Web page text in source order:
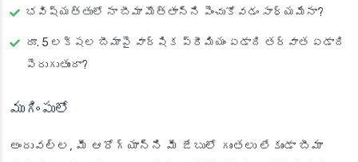
భవిష్యత్తులో నా బీమా మొత్తాన్ని పెంచుకోవడం సాధ్యమేనా?
రూ. 5 లక్షల బీమాపై వార్షిక ప్రీమియం ఏడాది తర్వాత ఏడాది
పెరుగుతుందా?
ముగింపులో
అందువల్ల, మీ ఆరోగ్యాన్ని మీ జేబులో గుంతలు లేకుండా బీమా